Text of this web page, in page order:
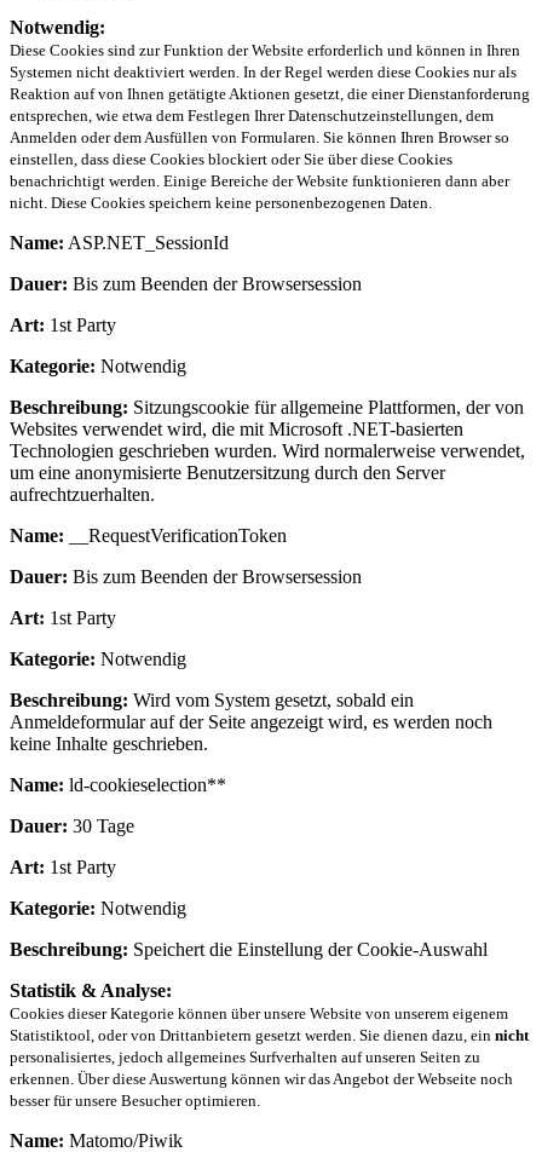
Notwendig:
Diese Cookies sind zur Funktion der Website erforderlich und können in Ihren
Systemen nicht deaktiviert werden. In der Regel werden diese Cookies nur als
Reaktion auf von Ihnen getätigte Aktionen gesetzt, die einer Dienstanforderung
entsprechen, wie etwa dem Festlegen Ihrer Datenschutzeinstellungen, dem
Anmelden oder dem Ausfüllen von Formularen. Sie können Ihren Browser so
einstellen, dass diese Cookies blockiert oder Sie über diese Cookies
benachrichtigt werden. Einige Bereiche der Website funktionieren dann aber
nicht. Diese Cookies speichern keine personenbezogenen Daten.
Name: ASP.NET_SessionId
Dauer: Bis zum Beenden der Browsersession
Art: 1st Party
Kategorie: Notwendig
Beschreibung: Sitzungscookie für allgemeine Plattformen, der von
Websites verwendet wird, die mit Microsoft .NET-basierten
Technologien geschrieben wurden. Wird normalerweise verwendet,
um eine anonymisierte Benutzersitzung durch den Server
aufrechtzuerhalten.
Name: __RequestVerificationToken
Dauer: Bis zum Beenden der Browsersession
Art: 1st Party
Kategorie: Notwendig
Beschreibung: Wird vom System gesetzt, sobald ein
Anmeldeformular auf der Seite angezeigt wird, es werden noch
keine Inhalte geschrieben.
Name: ld-cookieselection**
Dauer: 30 Tage
Art: 1st Party
Kategorie: Notwendig
Beschreibung: Speichert die Einstellung der Cookie-Auswahl
Statistik & Analyse:
Cookies dieser Kategorie können über unsere Website von unserem eigenem
Statistiktool, oder von Drittanbietern gesetzt werden. Sie dienen dazu, ein nicht
personalisiertes, jedoch allgemeines Surfverhalten auf unseren Seiten zu
erkennen. Über diese Auswertung können wir das Angebot der Webseite noch
besser für unsere Besucher optimieren.
Name: Matomo/Piwik